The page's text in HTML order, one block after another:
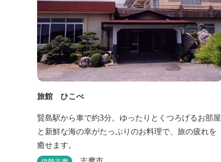
旅館 ひこべ
賢島駅から車で約3分。ゆったりとくつろげるお部屋
と新鮮な海の幸がたっぷりのお料理で、旅の疲れを
癒せます。